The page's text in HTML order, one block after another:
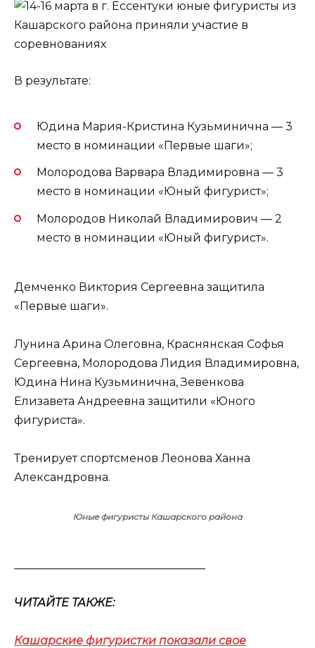
В результате:
Юдина Мария-Кристина Кузьминична — 3
место в номинации «Первые шаги»;
Молородова Варвара Владимировна — 3
место в номинации «Юный фигурист»;
Молородов Николай Владимирович — 2
место в номинации «Юный фигурист».
Демченко Виктория Сергеевна защитила
«Первые шаги».
Лунина Арина Олеговна, Краснянская Софья
Сергеевна, Молородова Лидия Владимировна,
Юдина Нина Кузьминична, Зевенкова
Елизавета Андреевна защитили «Юного
фигуриста».
Тренирует спортсменов Леонова Ханна
Александровна.
Юные фигуристы Кашарского района
ЧИТАЙТЕ ТАКЖЕ:
Кашарские фигуристки показали свое